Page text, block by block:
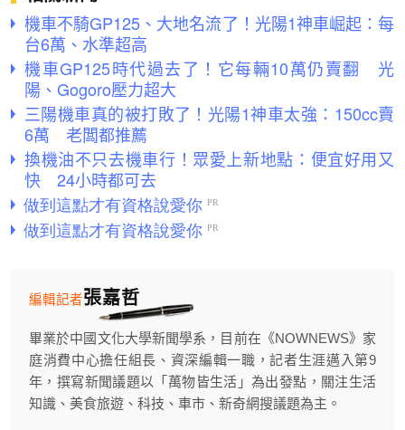
機車不騎GP125、大地名流了！光陽1神車崛起：每
台6萬、水準超高
機車GP125時代過去了！它每輛10萬仍賣翻 光
陽、Gogoro壓力超大
三陽機車真的被打敗了！光陽1神車太強：150cc賣
6萬 老闆都推薦
換機油不只去機車行！眾愛上新地點：便宜好用又
快 24小時都可去
張嘉哲
編輯記者
畢業於中國文化大學新聞學系，目前在《NOWNEWS》家
庭消費中心擔任組長、資深編輯一職，記者生涯邁入第9
年，撰寫新聞議題以「萬物皆生活」為出發點，關注生活
知識、美食旅遊、科技、車市、新奇網搜議題為主。